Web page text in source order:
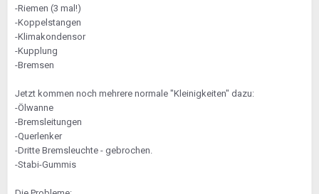
-Riemen (3 mal!)
-Koppelstangen
-Klimakondensor
-Kupplung
-Bremsen
Jetzt kommen noch mehrere normale "Kleinigkeiten" dazu:
-Ölwanne
-Bremsleitungen
-Querlenker
-Dritte Bremsleuchte - gebrochen.
-Stabi-Gummis